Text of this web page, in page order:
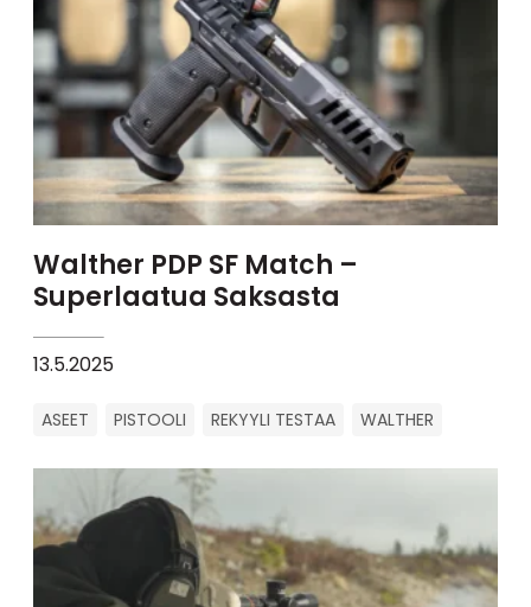
Walther PDP SF Match –
Superlaatua Saksasta
13.5.2025
ASEET PISTOOLI REKYYLI TESTAA WALTHER